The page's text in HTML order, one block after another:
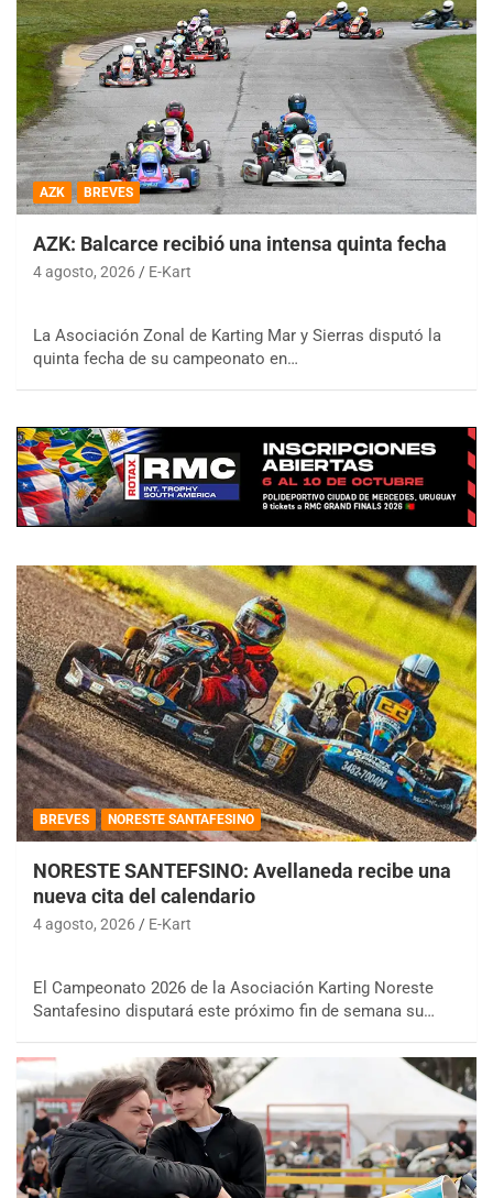
AZK BREVES
AZK: Balcarce recibió una intensa quinta fecha
4 agosto, 2026 E-Kart
La Asociación Zonal de Karting Mar y Sierras disputó la
quinta fecha de su campeonato en…
BREVES NORESTE SANTAFESINO
NORESTE SANTEFSINO: Avellaneda recibe una
nueva cita del calendario
4 agosto, 2026 E-Kart
El Campeonato 2026 de la Asociación Karting Noreste
Santafesino disputará este próximo fin de semana su…